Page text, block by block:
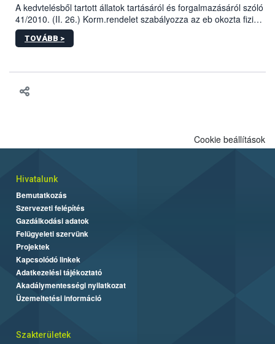
A kedvtelésből tartott állatok tartásáról és forgalmazásáról szóló
41/2010. (II. 26.) Korm.rendelet szabályozza az eb okozta fizikai
sérülés, illetve ennek veszélye keletkezésekor felmerülő
hatósági feladatokat, valamint a veszélyes eb tartását és annak
TOVÁBB >
Cookie beállítások
Hivatalunk
Bemutatkozás
Szervezeti felépítés
Gazdálkodási adatok
Felügyeleti szervünk
Projektek
Kapcsolódó linkek
Adatkezelési tájékoztató
Akadálymentességi nyilatkozat
Üzemeltetési információ
Szakterületek